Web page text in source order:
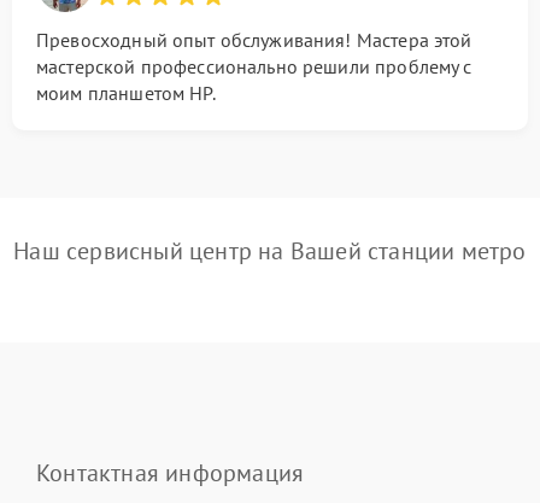
Превосходный опыт обслуживания! Мастера этой
мастерской профессионально решили проблему с
моим планшетом HP.
Наш сервисный центр на Вашей станции метро
Контактная информация